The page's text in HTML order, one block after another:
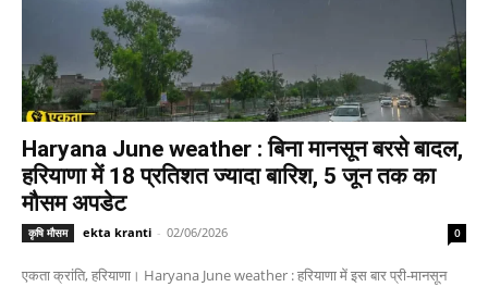
Haryana June weather : बिना मानसून बरसे बादल,
हरियाणा में 18 प्रतिशत ज्यादा बारिश, 5 जून तक का
मौसम अपडेट
कृषि मौसम ekta kranti - 02/06/2026 0
एकता क्रांति, हरियाणा। Haryana June weather : हरियाणा में इस बार प्री-मानसून